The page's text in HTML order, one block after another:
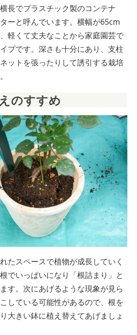
長でプラスチック製のコンテナ
ーと呼んでいます。横幅が65cm
軽くて丈夫なことから家庭園芸で
プです。深さも十分にあり、支柱
ットを張ったりして誘引する栽培
のすすめ
たスペースで植物が成長していく
でいっぱいになり「根詰まり」と
す。次にあげるような現象が見ら
している可能性があるので、根を
大きい鉢に植え替えてあげましょ